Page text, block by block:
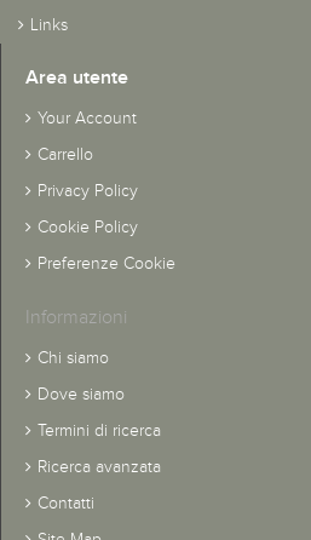
Links
Area utente
Your Account
Carrello
Privacy Policy
Cookie Policy
Preferenze Cookie
Informazioni
Chi siamo
Dove siamo
Termini di ricerca
Ricerca avanzata
Contatti